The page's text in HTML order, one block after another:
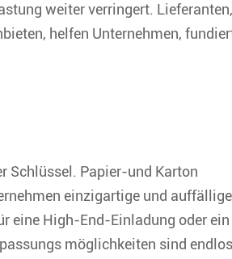
weiter verringert. Lieferanten,
helfen Unternehmen,
Schlüssel. Papier-und Karton
einzigartige und auffällige
eine High-End-Einladung oder ein
möglichkeiten sind